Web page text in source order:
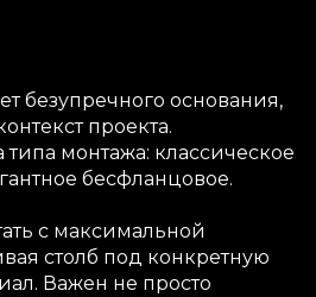
безупречного основания,
проекта.
монтажа: классическое
бесфланцовое.
с максимальной
столб под конкретную
Важен не просто